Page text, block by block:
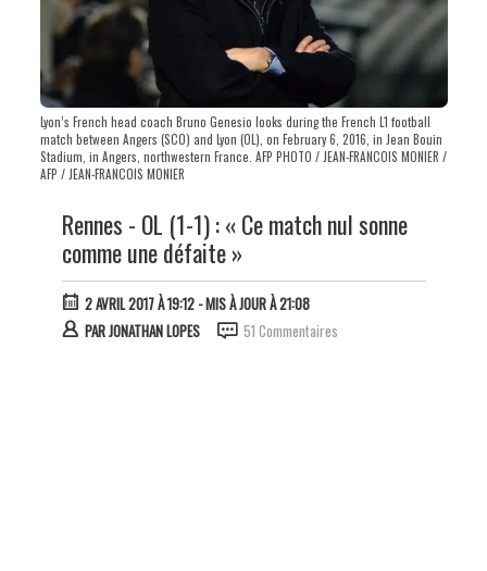
Lyon’s French head coach Bruno Genesio looks during the French L1 football
match between Angers (SCO) and Lyon (OL), on February 6, 2016, in Jean Bouin
Stadium, in Angers, northwestern France. AFP PHOTO / JEAN-FRANCOIS MONIER /
AFP / JEAN-FRANCOIS MONIER
Rennes - OL (1-1) : « Ce match nul sonne
comme une défaite »
2 AVRIL 2017 À 19:12- MIS À JOUR À 21:08
PARJONATHAN LOPES 51 Commentaires